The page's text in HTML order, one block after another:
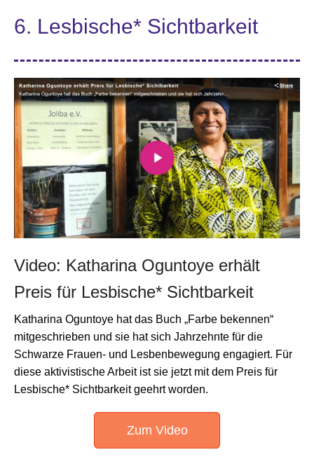
6. Lesbische* Sichtbarkeit
Video: Katharina Oguntoye erhält
Preis für Lesbische* Sichtbarkeit
Katharina Oguntoye hat das Buch „Farbe bekennen“
mitgeschrieben und sie hat sich Jahrzehnte für die
Schwarze Frauen- und Lesbenbewegung engagiert. Für
diese aktivistische Arbeit ist sie jetzt mit dem Preis für
Lesbische* Sichtbarkeit geehrt worden.
Zum Video